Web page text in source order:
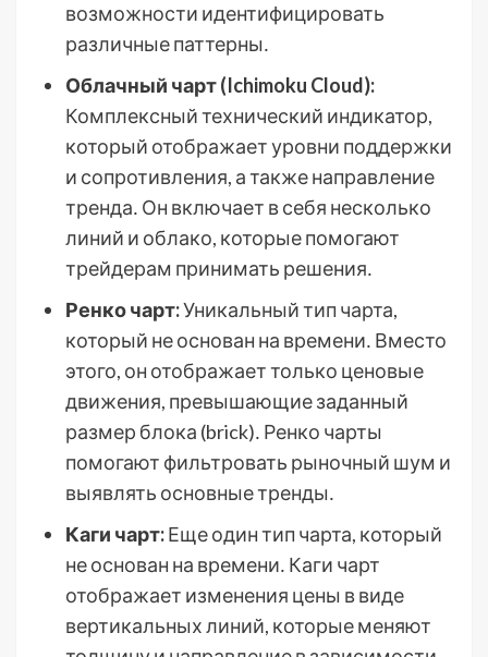
возможности идентифицировать
различные паттерны․
Облачный чарт (Ichimoku Cloud):
Комплексный технический индикатор,
который отображает уровни поддержки
и сопротивления, а также направление
тренда․ Он включает в себя несколько
линий и облако, которые помогают
трейдерам принимать решения․
Ренко чарт:Уникальный тип чарта,
который не основан на времени․ Вместо
этого, он отображает только ценовые
движения, превышающие заданный
размер блока (brick)․ Ренко чарты
помогают фильтровать рыночный шум и
выявлять основные тренды․
Каги чарт:Еще один тип чарта, который
не основан на времени․ Каги чарт
отображает изменения цены в виде
вертикальных линий, которые меняют